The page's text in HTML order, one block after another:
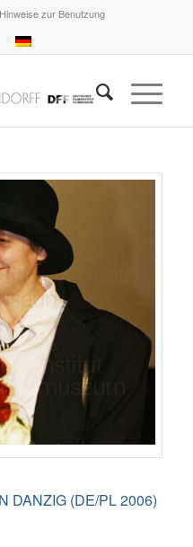
Hinweise zur Benutzung
DANZIG (DE/PL 2006)